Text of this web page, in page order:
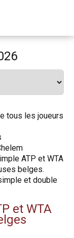
tous les joueurs
ATP et WTA
belges.
et double
et WTA